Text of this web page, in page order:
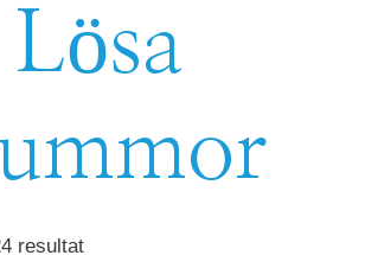
Lösa
resultat